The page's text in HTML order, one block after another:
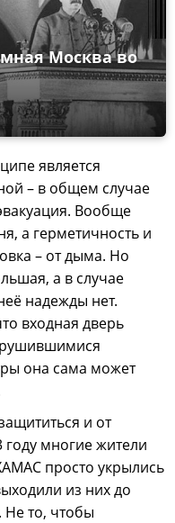
Москва во
является
– в общем случае
Вообще
а герметичность и
– от дыма. Но
а в случае
надежды нет.
входная дверь
она сама может
и от
году многие жители
просто укрылись
из них до
Не то, чтобы